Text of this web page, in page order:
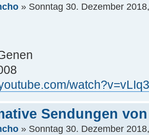
» Sonntag 30. Dezember
Sendungen
» Sonntag 30. Dezember